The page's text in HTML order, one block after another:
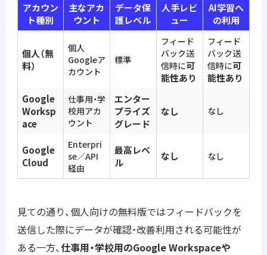
アカウン
ト種別
主なアカ
ウント
データ保
護レベル
人手レビ
ュー
AI学習へ
の利用
個人（無
料）
個人
Googleア
カウント
標準
フィード
バック送
信時に可
能性あり
フィード
バック送
信時に可
能性あり
Google
Worksp
ace
仕事用・学
校用アカ
ウント
エンター
プライズ
グレード
なし なし
Google
Cloud
Enterpri
se／API
経由
最高レベ
ル
なし なし
見ての通り、個人向けの無料版ではフィードバックを
送信した際にデータが確認・改善利用される可能性が
ある一方、仕事用・学校用のGoogle Workspaceや